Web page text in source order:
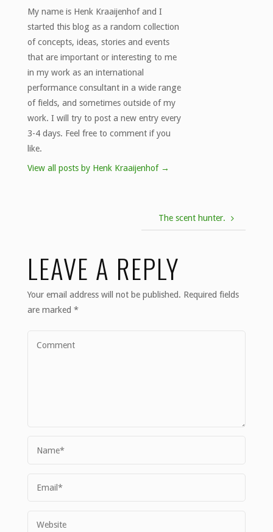
My name is Henk Kraaijenhof and I
started this blog as a random collection
of concepts, ideas, stories and events
that are important or interesting to me
in my work as an international
performance consultant in a wide range
of fields, and sometimes outside of my
work. I will try to post a new entry every
3-4 days. Feel free to comment if you
like.
View all posts by Henk Kraaijenhof →
The scent hunter.
LEAVE A REPLY
Your email address will not be published. Required fields
are marked *